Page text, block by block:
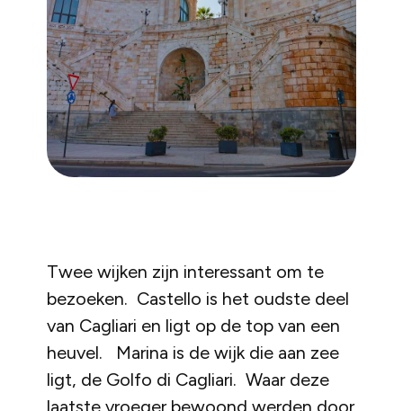
Twee wijken zijn interessant om te
bezoeken. Castello is het oudste deel
van Cagliari en ligt op de top van een
heuvel. Marina is de wijk die aan zee
ligt, de Golfo di Cagliari. Waar deze
laatste vroeger bewoond werden door